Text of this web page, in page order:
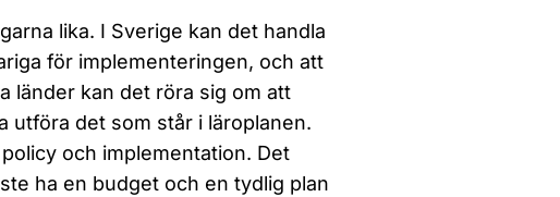
lika. I Sverige kan det handla
för implementeringen, och att
länder kan det röra sig om att
utföra det som står i läroplanen.
och implementation. Det
ha en budget och en tydlig plan